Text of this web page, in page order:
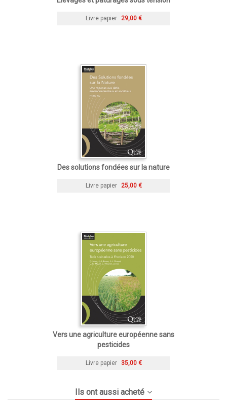
Livre papier 29,00 €
Des solutions fondées sur la nature
Livre papier 25,00 €
Vers une agriculture européenne sans
pesticides
Livre papier 35,00 €
Ils ont aussi acheté